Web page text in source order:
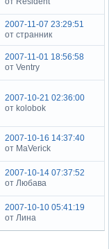
2007-11-07 23:29:51
от странник
2007-11-01 18:56:58
от Ventry
2007-10-21 02:36:00
от kolobok
2007-10-16 14:37:40
от MaVerick
2007-10-14 07:37:52
от Любава
2007-10-10 05:41:19
от Лина